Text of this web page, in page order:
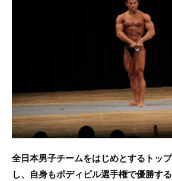
全日本男子チームをはじめとするトッ
し、自身もボディビル選手権で優勝す